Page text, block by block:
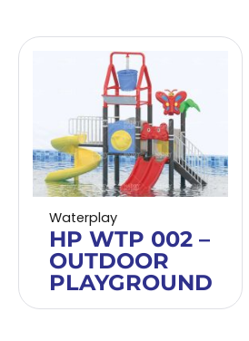
Waterplay
HP WTP 002 –
OUTDOOR
PLAYGROUND